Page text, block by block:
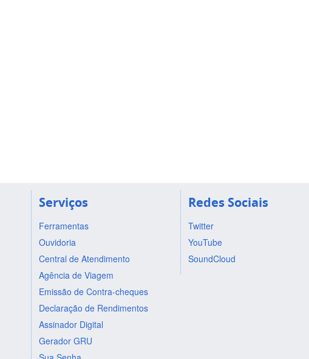
Serviços
Ferramentas
Ouvidoria
Central de Atendimento
Agência de Viagem
Emissão de Contra-cheques
Declaração de Rendimentos
Assinador Digital
Gerador GRU
Redes Sociais
Twitter
YouTube
SoundCloud